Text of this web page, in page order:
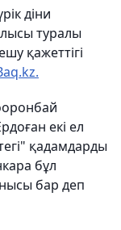
діни
туралы
қажеттігі
екі ел
қадамдарды
бұл
бар деп